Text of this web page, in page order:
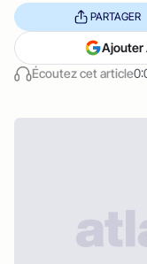
Écoutez cet article
PARTAGER
Ajouter